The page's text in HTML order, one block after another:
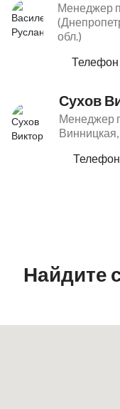
Менеджер
обл.)
Телефон
Сухов
Менеджер
Телефон
Найдите